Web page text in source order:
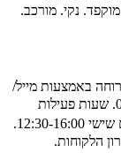
נקי. מורכב.
באמצעות מייל/
02-6222283. שעות פעילות
א-ה 18:30 ועד אחרון הלקוחות. יום שישי 12:30-16:00.